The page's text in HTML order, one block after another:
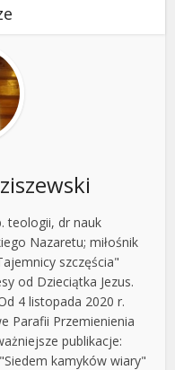
teologii, dr nauk
Nazaretu; miłośnik
szczęścia"
od Dzieciątka Jezus.
4 listopada 2020 r.
Parafii Przemienienia
publikacje:
kamyków wiary"